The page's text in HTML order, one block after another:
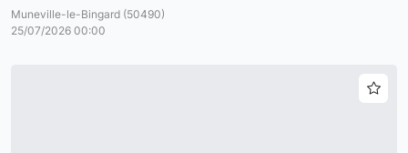
Muneville-le-Bingard (50490)
25/07/2026 00:00